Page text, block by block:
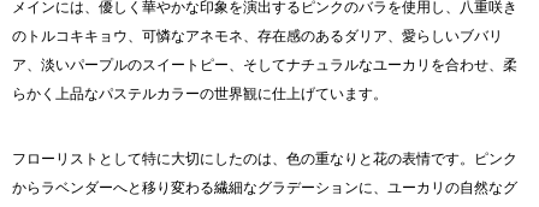
メインには、優しく華やかな印象を演出するピンクのバラを使用し、八重咲き
のトルコキキョウ、可憐なアネモネ、存在感のあるダリア、愛らしいブバリ
ア、淡いパープルのスイートピー、そしてナチュラルなユーカリを合わせ、柔
らかく上品なパステルカラーの世界観に仕上げています。
フローリストとして特に大切にしたのは、色の重なりと花の表情です。ピンク
からラベンダーへと移り変わる繊細なグラデーションに、ユーカリの自然なグ